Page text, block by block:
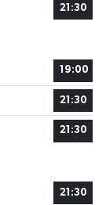
21:30
19:00
21:30
21:30
21:30